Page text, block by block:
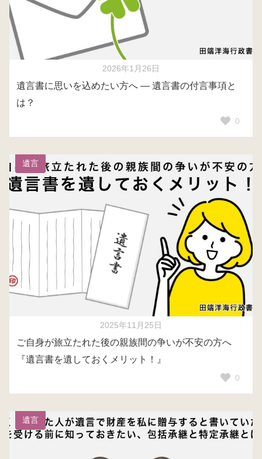
2026年1月26日
遺言書に思いを込めたい方へ ― 遺言書の付言事項と
は？
0
遺言
2025年11月25日
ご自身が旅立たれた後の親族間の争いが不安の方へ
『遺言書を遺しておくメリット！』
0
遺言